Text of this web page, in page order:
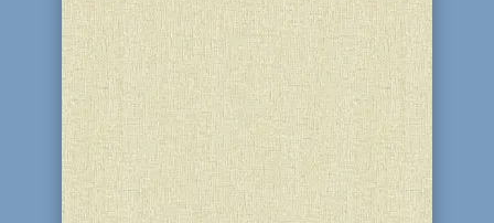
Читай в источнике:Наш репортер